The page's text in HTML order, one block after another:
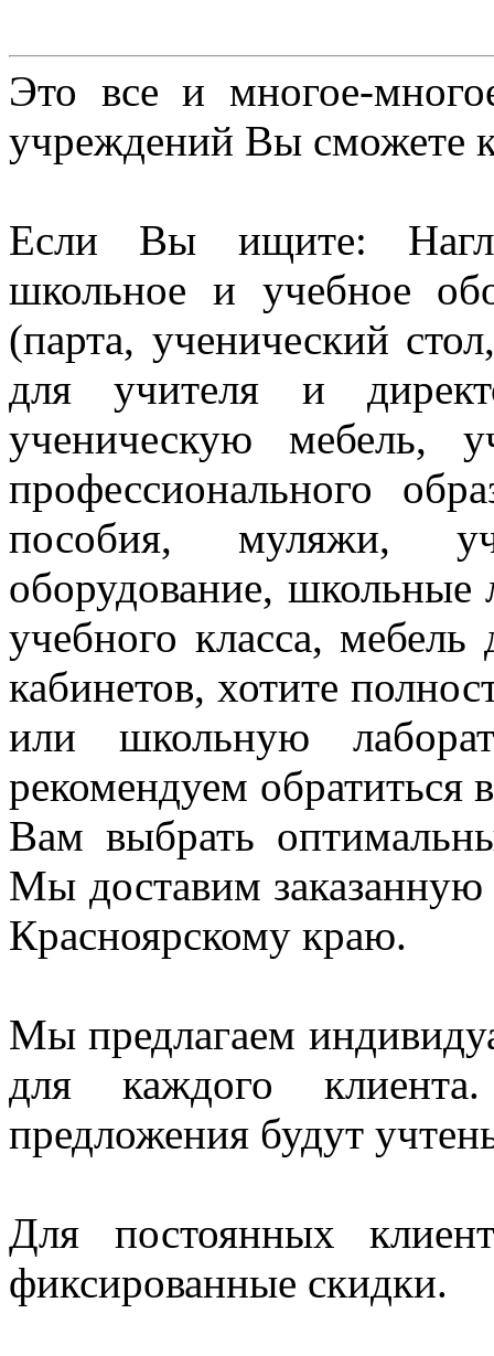
Это все и многое-
учреждений Вы сможете
Если Вы ищите:
школьное и учебное
(парта, ученический
для учителя и
ученическую мебель,
профессионального
пособия, муляжи,
оборудование, школьные
учебного класса,
кабинетов, хотите
или школьную
рекомендуем
Вам выбрать
Мы доставим
Красноярскому краю.
Мы предлагаем
для каждого
предложения будут
Для постоянных
фиксированные скидки.